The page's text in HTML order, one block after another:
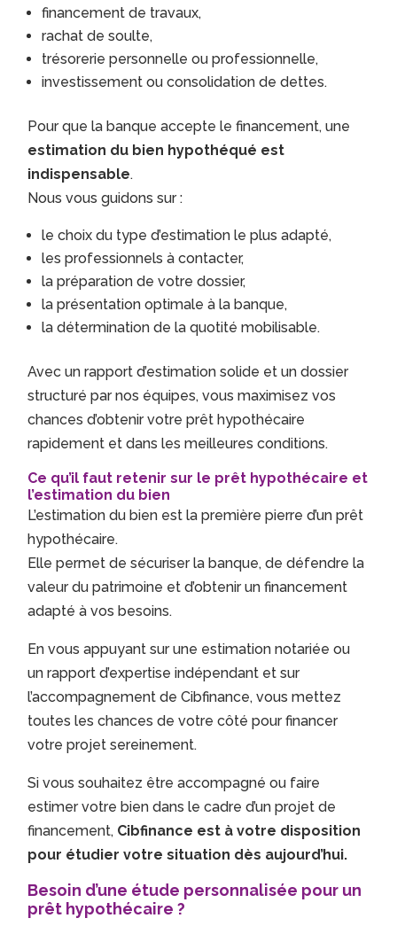
financement de travaux,
rachat de soulte,
trésorerie personnelle ou professionnelle,
investissement ou consolidation de dettes.
Pour que la banque accepte le financement, une
estimation du bien hypothéqué est
indispensable.
Nous vous guidons sur :
le choix du type d’estimation le plus adapté,
les professionnels à contacter,
la préparation de votre dossier,
la présentation optimale à la banque,
la détermination de la quotité mobilisable.
Avec un rapport d’estimation solide et un dossier
structuré par nos équipes, vous maximisez vos
chances d’obtenir votre prêt hypothécaire
rapidement et dans les meilleures conditions.
Ce qu’il faut retenir sur le prêt hypothécaire et
l’estimation du bien
L’estimation du bien est la première pierre d’un prêt
hypothécaire.
Elle permet de sécuriser la banque, de défendre la
valeur du patrimoine et d’obtenir un financement
adapté à vos besoins.
En vous appuyant sur une estimation notariée ou
un rapport d’expertise indépendant et sur
l’accompagnement de Cibfinance, vous mettez
toutes les chances de votre côté pour financer
votre projet sereinement.
Si vous souhaitez être accompagné ou faire
estimer votre bien dans le cadre d’un projet de
financement, Cibfinance est à votre disposition
pour étudier votre situation dès aujourd’hui.
Besoin d’une étude personnalisée pour un
prêt hypothécaire ?